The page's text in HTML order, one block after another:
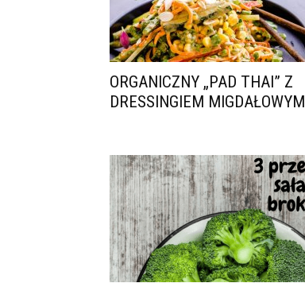
ORGANICZNY „PAD THAI” Z
DRESSINGIEM MIGDAŁOWYM